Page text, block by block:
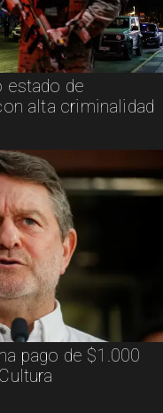
estado de
alta criminalidad
pago de $1.000